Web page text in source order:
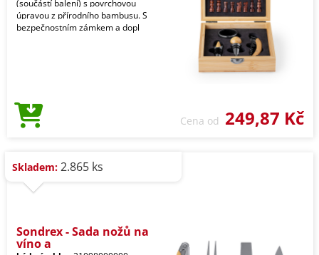
(součástí balení) s povrchovou
úpravou z přírodního bambusu. S
bezpečnostním zámkem a dopl
Cena od 249,87 Kč
Skladem: 2.865 ks
Sondrex - Sada nožů na
víno a